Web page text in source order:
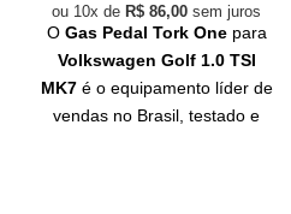
ou 10x de R$ 86,00 sem juros
O Gas Pedal Tork Onepara
Volkswagen Golf 1.0 TSI
MK7 é o equipamento líder de
vendas no Brasil, testado e